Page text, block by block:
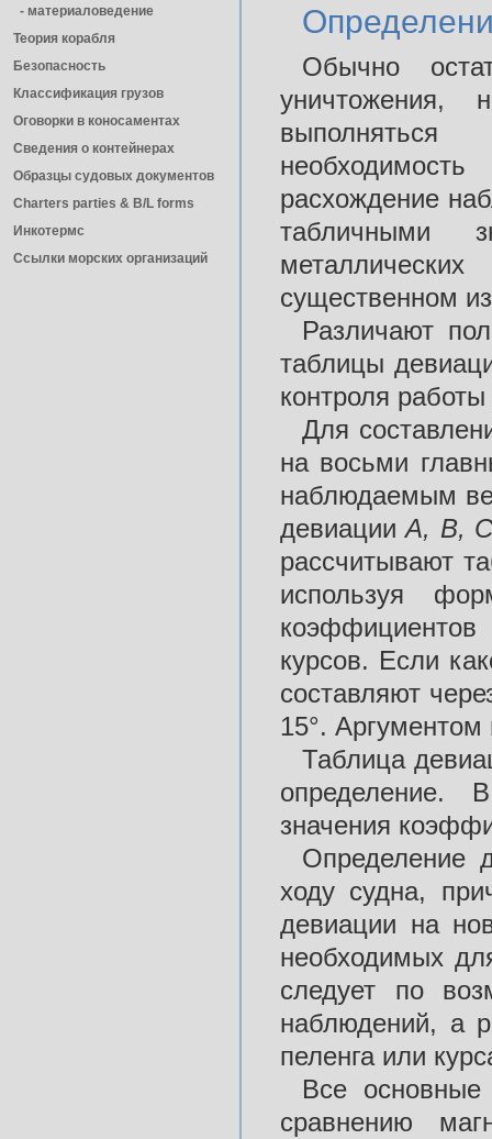
- материаловедение
Теория корабля
Безопасность
Классификация грузов
Оговорки в коносаментах
Сведения о контейнерах
Образцы судовых документов
Charters parties & B/L forms
Инкотермс
Ссылки морских организаций
Обычно
уничтожения,
расхождение
табличными
существенном
Различают
таблицы
контроля
Для
на восьми
наблюдаемым
девиацииА, В,
рассчитывают
используя
курсов. Если
составляют
15°. Аргументом
Таблица
определение.
значения
Определение
ходу судна,
девиации на
необходимых
следует по
наблюдений, а
пеленга или
Все основные
сравнению